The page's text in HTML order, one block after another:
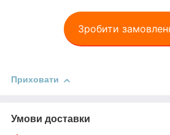
Зробити
Приховати
Умови доставки